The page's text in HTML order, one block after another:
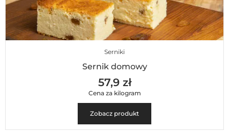
Serniki
Sernik domowy
57,9 zł
Cena za kilogram
Zobacz produkt